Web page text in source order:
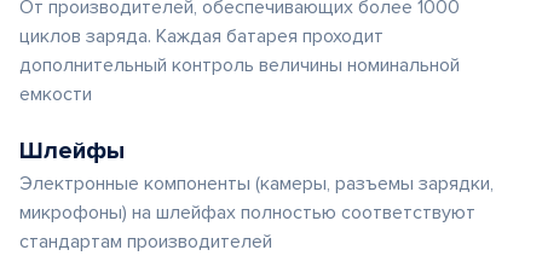
От производителей, обеспечивающих более 1000
циклов заряда. Каждая батарея проходит
дополнительный контроль величины номинальной
емкости
Шлейфы
Электронные компоненты (камеры, разъемы зарядки,
микрофоны) на шлейфах полностью соответствуют
стандартам производителей